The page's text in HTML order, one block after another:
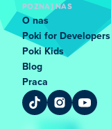
POZNAJ NAS
O nas
Poki for Developers
Poki Kids
Blog
Praca